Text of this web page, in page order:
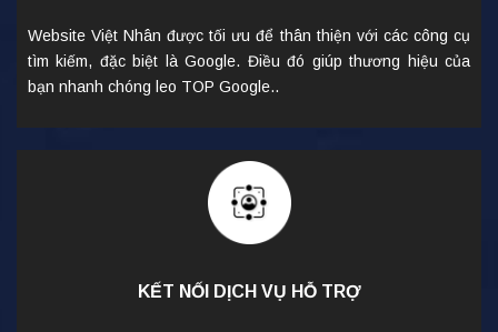
Website Việt Nhân được tối ưu để thân thiện với các công cụ
tìm kiếm, đặc biệt là Google. Điều đó giúp thương hiệu của
bạn nhanh chóng leo TOP Google..
KẾT NỐI DỊCH VỤ HỖ TRỢ